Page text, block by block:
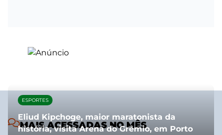
MAIS ACESSADAS NO MÊS
ESPORTES
Eliud Kipchoge, maior maratonista da
história, visita Arena do Grêmio, em Porto